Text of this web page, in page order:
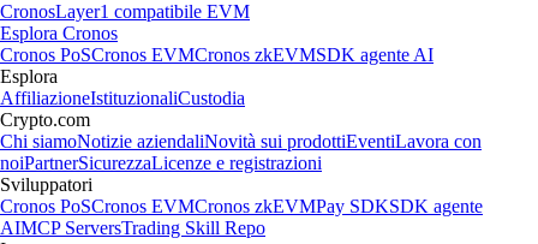
CronosLayer1 compatibile EVM
Esplora Cronos
Cronos PoSCronos EVMCronos zkEVMSDK agente AI
Esplora
AffiliazioneIstituzionaliCustodia
Crypto.com
Chi siamoNotizie aziendaliNovità sui prodottiEventiLavora con
noiPartnerSicurezzaLicenze e registrazioni
Sviluppatori
Cronos PoSCronos EVMCronos zkEVMPay SDKSDK agente
AIMCP ServersTrading Skill Repo